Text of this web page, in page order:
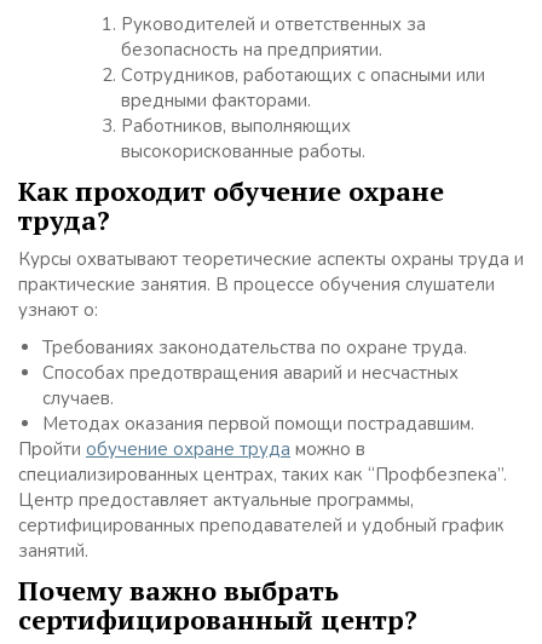
Руководителей и ответственных за
безопасность на предприятии.
Сотрудников, работающих с опасными или
вредными факторами.
Работников, выполняющих
высокорискованные работы.
Как проходит обучение охране
труда?
Курсы охватывают теоретические аспекты охраны труда и
практические занятия. В процессе обучения слушатели
узнают о:
Требованиях законодательства по охране труда.
Способах предотвращения аварий и несчастных
случаев.
Методах оказания первой помощи пострадавшим.
Пройти обучение охране труда можно в
специализированных центрах, таких как “Профбезпека”.
Центр предоставляет актуальные программы,
сертифицированных преподавателей и удобный график
занятий.
Почему важно выбрать
сертифицированный центр?